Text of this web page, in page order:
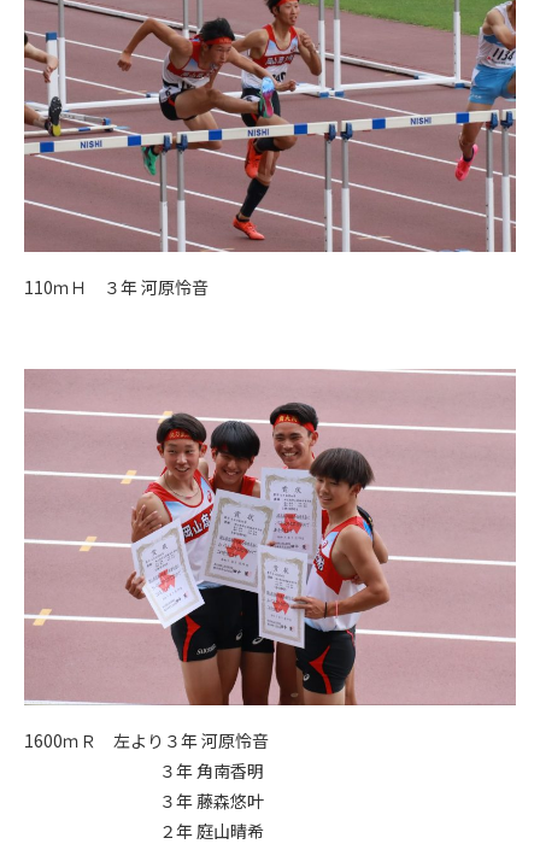
110ｍＨ ３年 河原怜音
1600ｍＲ 左より３年 河原怜音
３年 角南香明
３年 藤森悠叶
２年 庭山晴希